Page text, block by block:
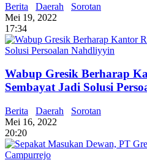
Berita Daerah
Sorotan
Mei 19, 2022
17:34
Wabup Gresik Berharap
Sembayat Jadi Solusi
Berita Daerah
Sorotan
Mei 16, 2022
20:20